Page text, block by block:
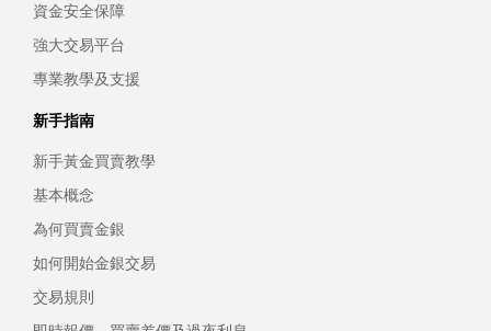
資金安全保障
強大交易平台
專業教學及支援
新手指南
新手黃金買賣教學
基本概念
為何買賣金銀
如何開始金銀交易
交易規則